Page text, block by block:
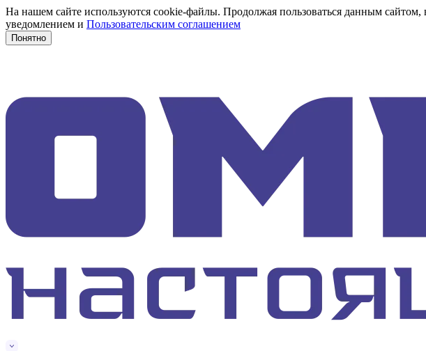
На нашем сайте используются cookie-файлы. Продолжая пользоваться данным сайтом,
уведомлением и Пользовательским соглашением
Понятно